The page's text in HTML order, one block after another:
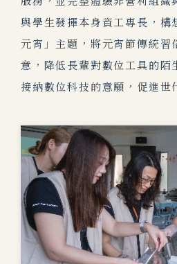
與學生發揮本身資工專長，構
元宵 」主題，將元宵節傳統習
意，降低長輩對數位工具的陌
接納數位科技的意願，促進世